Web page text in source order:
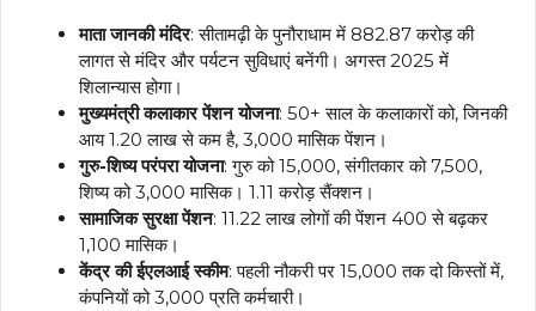
माता जानकी मंदिर: सीतामढ़ी के पुनौराधाम में ₹882.87 करोड़ की
लागत से मंदिर और पर्यटन सुविधाएं बनेंगी। अगस्त 2025 में
शिलान्यास होगा।
मुख्यमंत्री कलाकार पेंशन योजना: 50+ साल के कलाकारों को, जिनकी
आय ₹1.20 लाख से कम है, ₹3,000 मासिक पेंशन।
गुरु-शिष्य परंपरा योजना: गुरु को ₹15,000, संगीतकार को ₹7,500,
शिष्य को ₹3,000 मासिक। ₹1.11 करोड़ सैंक्शन।
सामाजिक सुरक्षा पेंशन: 11.22 लाख लोगों की पेंशन ₹400 से बढ़कर
₹1,100 मासिक।
केंद्र की ईएलआई स्कीम: पहली नौकरी पर ₹15,000 तक दो किस्तों में,
कंपनियों को ₹3,000 प्रति कर्मचारी।